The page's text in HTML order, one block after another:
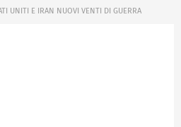
UNITI E IRAN NUOVI VENTI DI GUERRA